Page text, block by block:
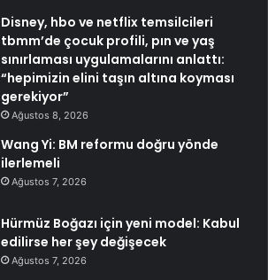
Disney, hbo ve netflix temsilcileri
tbmm’de çocuk profili, pın ve yaş
sınırlaması uygulamalarını anlattı:
“hepimizin elini taşın altına koyması
gerekiyor”
Ağustos 8, 2026
Wang Yi: BM reformu doğru yönde
ilerlemeli
Ağustos 7, 2026
Hürmüz Boğazı için yeni model: Kabul
edilirse her şey değişecek
Ağustos 7, 2026